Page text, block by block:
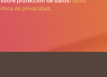
de privacidad.